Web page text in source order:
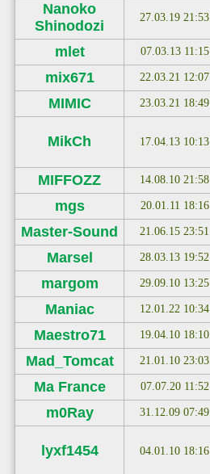
Nanoko
Shinodozi
27.03.19 21:53
mlet 07.03.13 11:15
mix671 22.03.21 12:07
MIMIC 23.03.21 18:49
MikCh 17.04.13 10:13
MIFFOZZ 14.08.10 21:58
mgs 20.01.11 18:16
Master-Sound 21.06.15 23:51
Marsel 28.03.13 19:52
margom 29.09.10 13:25
Maniac 12.01.22 10:34
Maestro71 19.04.10 18:10
Mad_Tomcat 21.01.10 23:03
Ma France 07.07.20 11:52
m0Ray 31.12.09 07:49
lyxf1454 04.01.10 18:16